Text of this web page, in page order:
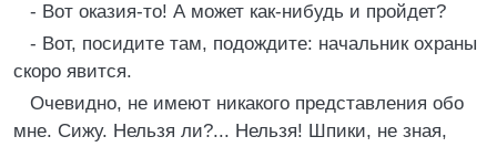
- Вот оказия-то! А может как-нибудь и пройдет?
- Вот, посидите там, подождите: начальник охраны
скоро явится.
Очевидно, не имеют никакого представления обо
мне. Сижу. Нельзя ли?... Нельзя! Шпики, не зная,